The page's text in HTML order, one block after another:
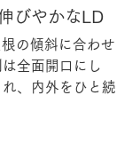
びやかなLD
の傾斜に合わせ
全面開口にし
、内外をひと続